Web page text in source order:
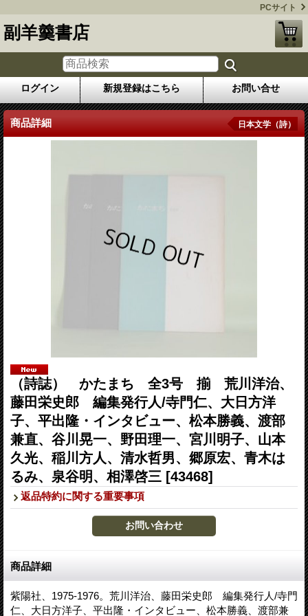
PCサイト
副羊羹書店
ログイン 新規登録はこちら お問い合せ
商品詳細 日本文学（詩）
（詩誌） かたまち 全3号 揃 荒川洋治、
藤田栄史郎 編集発行人/寺門仁、大日方洋
子、平出隆・インタビュー、松本勝義、渡部
兼直、谷川晃一、野田理一、宮川明子、山本
久光、稲川方人、清水哲男、郷原宏、青木は
るみ、泉谷明、相澤啓三 [43468]
返品特約に関する重要事項
商品詳細
紫陽社、1975-1976。荒川洋治、藤田栄史郎 編集発行人/寺門
仁、大日方洋子、平出隆・インタビュー、松本勝義、渡部兼